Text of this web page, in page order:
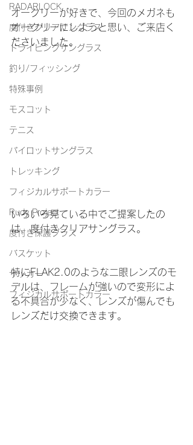
RADARLOCK
度付きクリアサングラス
ドライビングサングラス
釣り/フィッシング
特殊事例
モスコット
テニス
パイロットサングラス
トレッキング
フィジカルサポートカラー
Rudy Project
度付き保護グラス
バスケット
サッカー
フィジカルサポートカラー
オークリーが好きで、今回のメガネも
オークリーにしようと思い、ご来店く
ださいました。
いろいろ見ている中でご提案したの
は、度付きクリアサングラス。
特にFLAK2.0のような二眼レンズのモ
デルは、フレームが強いので変形によ
る不具合が少なく、レンズが傷んでも
レンズだけ交換できます。